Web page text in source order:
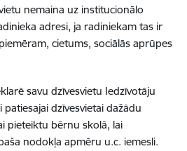
nemaina uz institucionālo
adresi, ja radiniekam tas ir
cietums, sociālās aprūpes
savu dzīvesvietu Iedzīvotāju
dzīvesvietai dažādu
pieteiktu bērnu skolā, lai
nodokļa apmēru u.c. iemesli.